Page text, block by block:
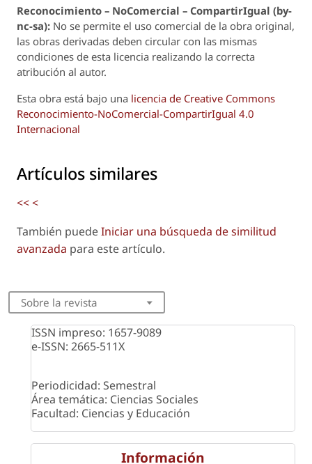
Reconocimiento – NoComercial – CompartirIgual (by-
nc-sa): No se permite el uso comercial de la obra original,
las obras derivadas deben circular con las mismas
condiciones de esta licencia realizando la correcta
atribución al autor.
Esta obra está bajo una licencia de Creative Commons
Reconocimiento-NoComercial-CompartirIgual 4.0
Internacional
Artículos similares
<<<
También puedeIniciar una búsqueda de similitud
avanzada para este artículo.
Sobre la revista
ISSN impreso: 1657-9089
e-ISSN: 2665-511X
Periodicidad: Semestral
Área temática: Ciencias Sociales
Facultad: Ciencias y Educación
Información